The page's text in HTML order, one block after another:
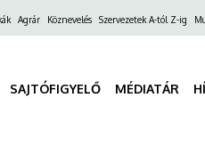
Agrár Köznevelés Szervezetek A-tól Z-ig
SAJTÓFIGYELŐ MÉDIATÁR